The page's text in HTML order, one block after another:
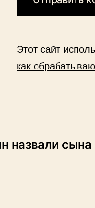
Этот сайт
как
назвали сына